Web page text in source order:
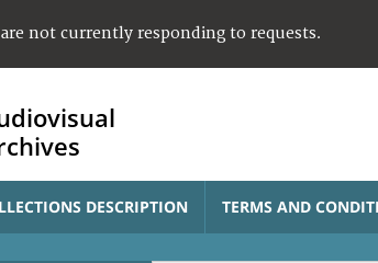
not currently responding to requests.
DESCRIPTION TERMS AND